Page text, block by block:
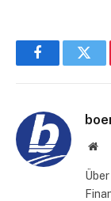
Facebook